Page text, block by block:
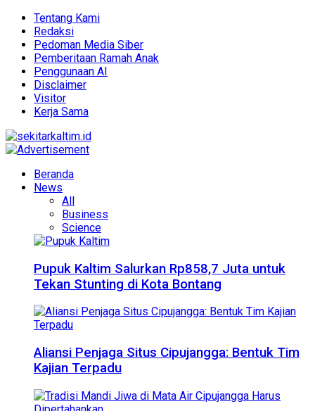
Tentang Kami
Redaksi
Pedoman Media Siber
Pemberitaan Ramah Anak
Penggunaan AI
Disclaimer
Visitor
Kerja Sama
Beranda
News
All
Business
Science
Pupuk Kaltim Salurkan Rp858,7 Juta untuk
Tekan Stunting di Kota Bontang
Aliansi Penjaga Situs Cipujangga: Bentuk Tim
Kajian Terpadu